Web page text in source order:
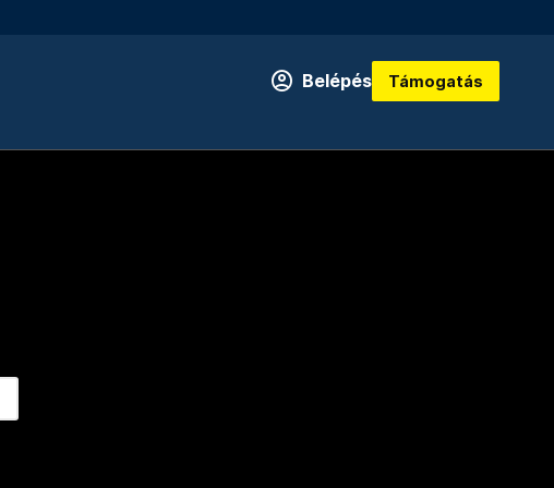
Belépés Támogatás